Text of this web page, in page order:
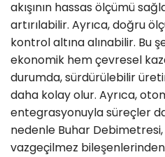
akışının hassas ölçümü
artırılabilir. Ayrıca, doğru
kontrol altına alınabilir. Bu
ekonomik hem çevresel
durumda, sürdürülebilir
daha kolay olur. Ayrıca,
entegrasyonuyla süreçler
nedenle Buhar
vazgeçilmez